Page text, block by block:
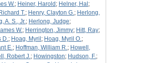
W.; Heiner, Harold ; Helner, Hal ;
T.; Henry, Clayton G.; Herlong,
A. S., Jr.; Herlong, Judge;
W.; Herrington, Jimmy; Hitt, Ray;
D.; Hoag, Myril ; Hoag, Myril O.;
E.; Hoffman, William R.; Howell,
Robert J.; Howingston; Hudson, F.;